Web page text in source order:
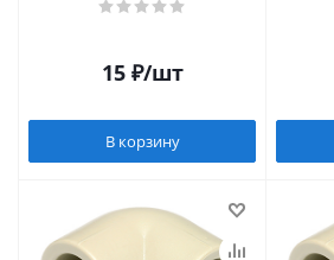
15₽/шт
В корзину